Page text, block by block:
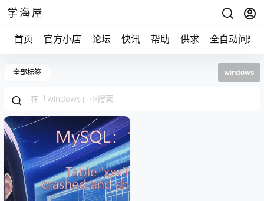
学海屋
首页 官方小店 论坛 快讯 帮助 供求 全自动问题
全部标签 windows